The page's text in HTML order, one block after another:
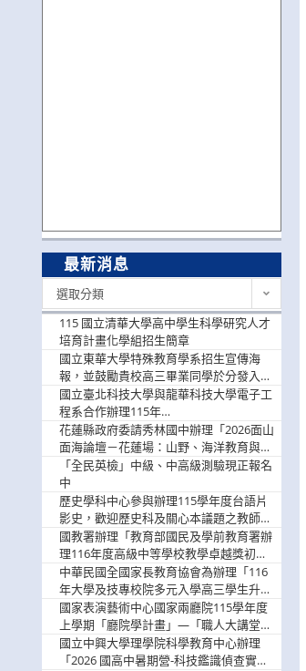
最新消息
選取分類
115 國立清華大學高中學生科學研究人才
培育計畫化學組招生簡章
國立東華大學特殊教育學系招生宣傳海
報，並鼓勵貴校高三畢業同學於分發入學
階段踴躍選填。
國立臺北科技大學與龍華科技大學電子工
程系合作辦理115年
「115.08.10~08.12「AI賦能應用於智慧半
導體研習營」，歡迎學生踴躍報名參加
花蓮縣政府委請秀林國中辦理「2026面山
面海論壇－花蓮場：山野、海洋教育與戶
外安全實務課程」，歡迎踴躍報名參加
「全民英檢」中級、中高級測驗現正報名
中
歷史學科中心參與辦理115學年度台語片
影史，歡迎歷史科及關心本議題之教師踴
躍報名參加
國教署辦理「教育部國民及學前教育署辦
理116年度高級中等學校教學卓越獎初選
實施計畫」，鼓勵教師踴躍報名
中華民國全國家長教育協會為辦理「116
年大學及技專校院多元入學高三學生升學
輔導家長說明會」
國家表演藝術中心國家兩廳院115學年度
上學期「廳院學計畫」—「職人大講堂」
及「一日體驗課程」，鼓勵踴躍報名參
與。
國立中興大學理學院科學教育中心辦理
「2026 國高中暑期營-科技鑑識偵查實戰